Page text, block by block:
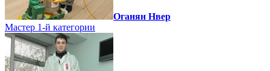
Оганян Нвер
Мастер 1-й категории